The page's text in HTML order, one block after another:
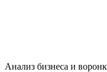
Анализ бизнеса и